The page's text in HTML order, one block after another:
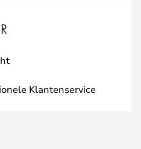
Klantenservice